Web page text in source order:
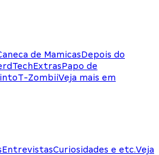
de MamicasDepois do
ExtrasPapo de
T-ZombiiVeja mais em
EntrevistasCuriosidades e etc.Veja